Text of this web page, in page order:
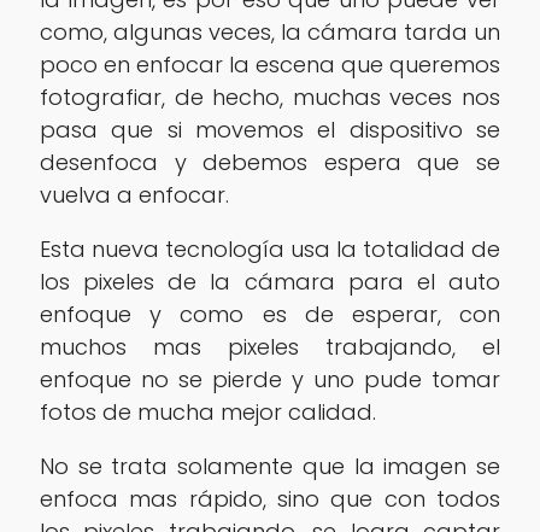
como, algunas veces, la cámara tarda un
poco en enfocar la escena que queremos
fotografiar, de hecho, muchas veces nos
pasa que si movemos el dispositivo se
desenfoca y debemos espera que se
vuelva a enfocar.
Esta nueva tecnología usa la totalidad de
los pixeles de la cámara para el auto
enfoque y como es de esperar, con
muchos mas pixeles trabajando, el
enfoque no se pierde y uno pude tomar
fotos de mucha mejor calidad.
No se trata solamente que la imagen se
enfoca mas rápido, sino que con todos